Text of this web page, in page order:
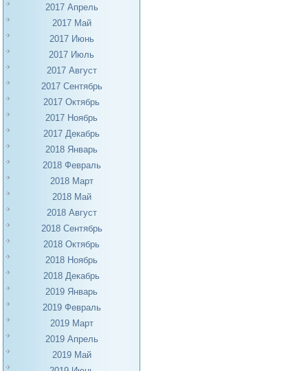
2017 Апрель
2017 Май
2017 Июнь
2017 Июль
2017 Август
2017 Сентябрь
2017 Октябрь
2017 Ноябрь
2017 Декабрь
2018 Январь
2018 Февраль
2018 Март
2018 Май
2018 Август
2018 Сентябрь
2018 Октябрь
2018 Ноябрь
2018 Декабрь
2019 Январь
2019 Февраль
2019 Март
2019 Апрель
2019 Май